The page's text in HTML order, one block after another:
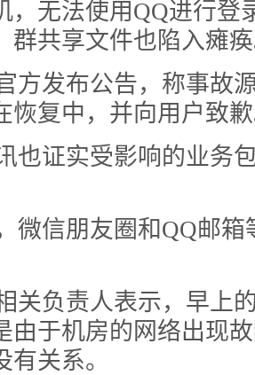
，无法使用QQ进行登
群共享文件也陷入瘫
方发布公告，称事故
恢复中，并向用户致
也证实受影响的业务
微信朋友圈和QQ邮
关负责人表示，早上
由于机房的网络出现
关系。